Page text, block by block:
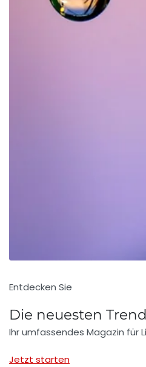
Entdecken Sie
Die neuesten
Ihr umfassendes Magazin für
Jetzt starten